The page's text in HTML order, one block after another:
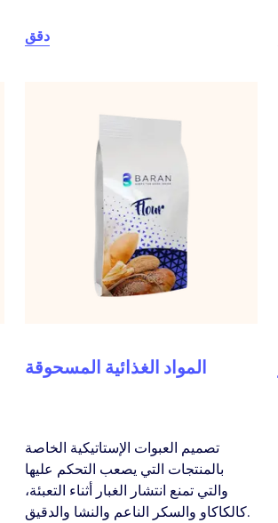
دقق
المواد الغذائية المسحوقة
تصميم العبوات الإستاتيكية الخاصة
بالمنتجات التي يصعب التحكم عليها
والتي تمنع انتشار الغبار أثناء التعبئة،
كالكاكاو والسكر الناعم والنشا والدقيق.